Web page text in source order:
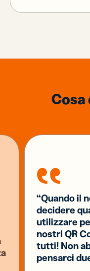
Cosa
“Quando il
decidere
utilizzare
nostri QR
tutti! Non
pensarci